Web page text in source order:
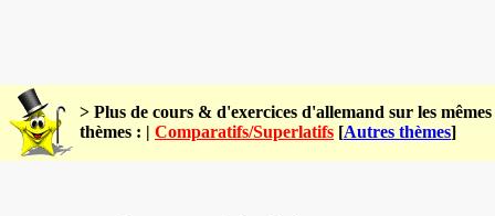
> Plus de cours & d'exercices d'allemand sur les mêmes
thèmes : | Comparatifs/Superlatifs [Autres thèmes]